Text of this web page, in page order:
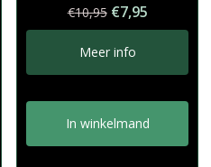
€10,95
prijs
was:
€10,95.
€7,95Huidige
prijs
€7,95.
Meer info
In winkelmand